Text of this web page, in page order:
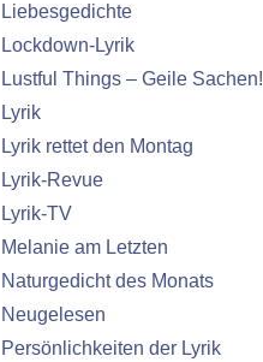
Liebesgedichte
Lockdown-Lyrik
Lustful Things – Geile Sachen!
Lyrik
Lyrik rettet den Montag
Lyrik-Revue
Lyrik-TV
Melanie am Letzten
Naturgedicht des Monats
Neugelesen
Persönlichkeiten der Lyrik